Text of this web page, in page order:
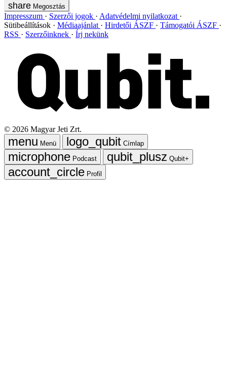
Megosztás
Impresszum Szerzői jogok
Adatvédelmi nyilatkozat
Sütibeállítások
Médiaajánlat Hirdetői ÁSZF
Támogatói ÁSZF
RSS
Szerzőinknek Írj nekünk
© 2026 Magyar Jeti Zrt.
Menü
Címlap
Podcast
Qubit+
Profil